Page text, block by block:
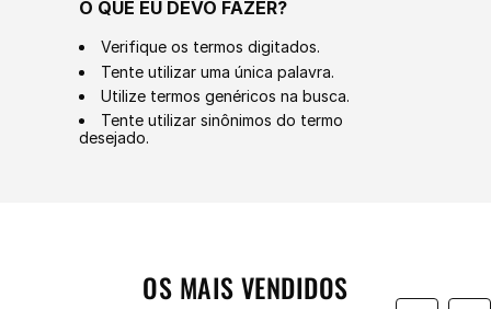
O QUE EU DEVO FAZER?
Verifique os termos digitados.
Tente utilizar uma única palavra.
Utilize termos genéricos na busca.
Tente utilizar sinônimos do termo
desejado.
OS MAIS VENDIDOS